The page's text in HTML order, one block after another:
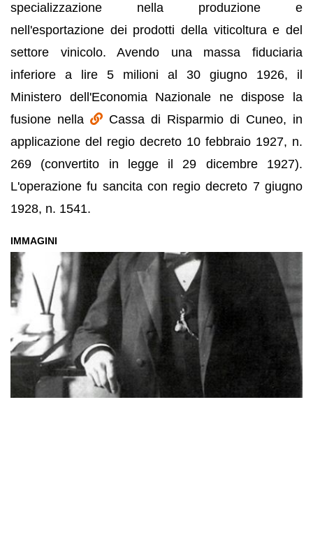
specializzazione nella produzione e
nell'esportazione dei prodotti della viticoltura e del
settore vinicolo. Avendo una massa fiduciaria
inferiore a lire 5 milioni al 30 giugno 1926, il
Ministero dell'Economia Nazionale ne dispose la
fusione nella
Cassa di Risparmio di Cuneo, in
applicazione del regio decreto 10 febbraio 1927, n.
269 (convertito in legge il 29 dicembre 1927).
L'operazione fu sancita con regio decreto 7 giugno
1928, n. 1541.
IMMAGINI